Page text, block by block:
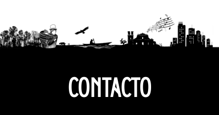
ENTRADAS
CONTACTO